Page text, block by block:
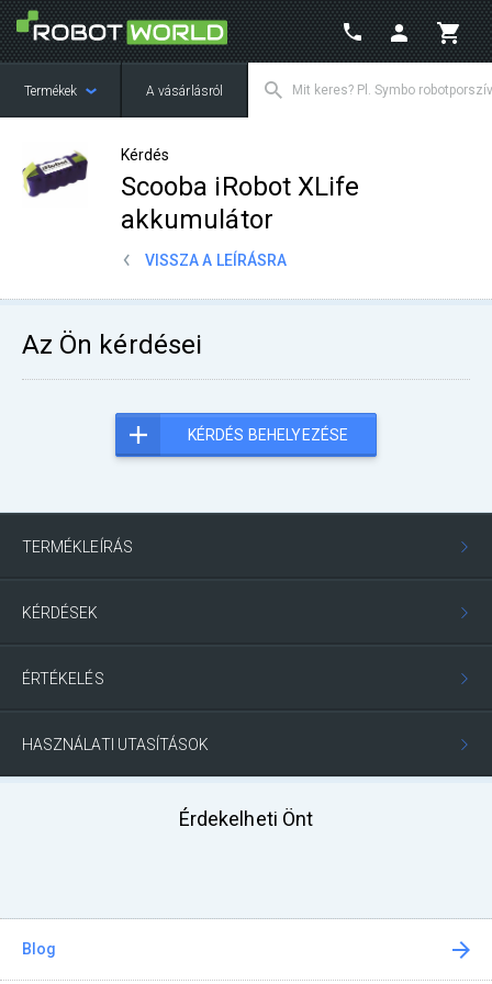
Termékek A vásárlásról
Kérdés
Scooba iRobot XLife
akkumulátor
VISSZA A LEÍRÁSRA
TERMÉKLEÍRÁS
KÉRDÉSEK
ÉRTÉKELÉS
HASZNÁLATI UTASÍTÁSOK
Az Ön kérdései
KÉRDÉS BEHELYEZÉSE
Érdekelheti Önt
Blog